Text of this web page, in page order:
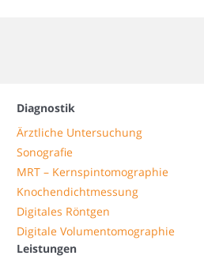
Diagnostik
Ärztliche Untersuchung
Sonografie
MRT – Kernspintomographie
Knochendichtmessung
Digitales Röntgen
Digitale Volumentomographie
Leistungen